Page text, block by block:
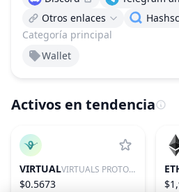
Categoría principal
Wallet
Otros enlaces
Activos en tendencia
VIRTUAL VIRTUALS PROTOCOL
$0.5673